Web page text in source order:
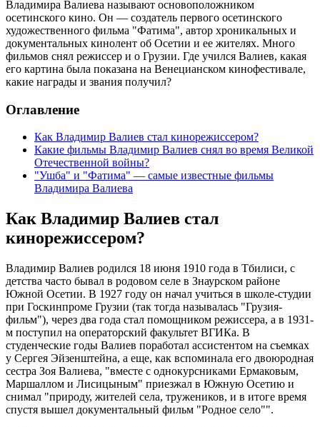
Владимира Валиева называют основоположником
осетинского кино. Он — создатель первого осетинского
художественного фильма "Фатима", автор хроникальных и
документальных кинолент об Осетии и ее жителях. Много
фильмов снял режиссер и о Грузии. Где учился Валиев, какая
его картина была показана на Венецианском кинофестивале,
какие награды и звания получил?
Оглавление
Как Владимир Валиев стал кинорежиссером?
Какие фильмы Владимир Валиев снял во время Великой
Отечественной войны?
"Ушба" и "Фатима" — самые известные фильмы
Владимира Валиева
Как Владимир Валиев стал
кинорежиссером?
Владимир Валиев родился 18 июня 1910 года в Тбилиси, с
детства часто бывал в родовом селе в Знаурском районе
Южной Осетии. В 1927 году он начал учиться в школе-студии
при Госкинпроме Грузии (так тогда называлась "Грузия-
фильм"), через два года стал помощником режиссера, а в 1931-
м поступил на операторский факультет ВГИКа. В
студенческие годы Валиев поработал ассистентом на съемках
у Сергея Эйзенштейна, а еще, как вспоминала его двоюродная
сестра Зоя Валиева, "вместе с однокурсниками Ермаковым,
Маршаллом и Лисицыным" приезжал в Южную Осетию и
снимал "природу, жителей села, тружеников, и в итоге время
спустя вышел документальный фильм "Родное село"".